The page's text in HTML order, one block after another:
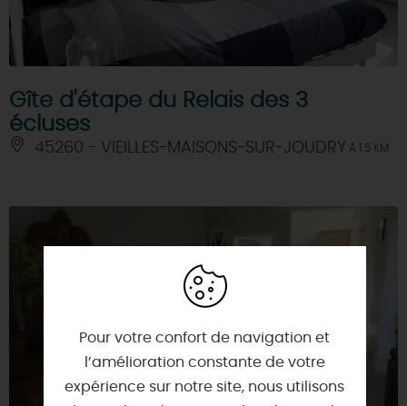
Gîte d'étape du Relais des 3
écluses
45260 - VIEILLES-MAISONS-SUR-JOUDRY À 1.5 KM
Pour votre confort de navigation et
l’amélioration constante de votre
expérience sur notre site, nous utilisons